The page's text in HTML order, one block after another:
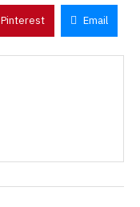
Pinterest Email